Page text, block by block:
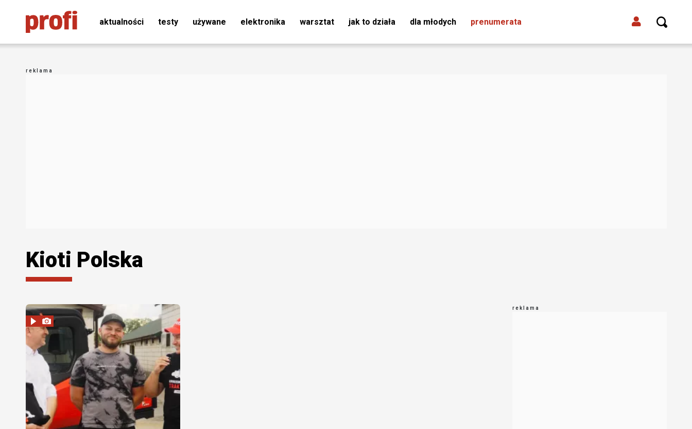
aktualności testy używane elektronika warsztat jak to działa dla młodych prenumerata
Kioti Polska